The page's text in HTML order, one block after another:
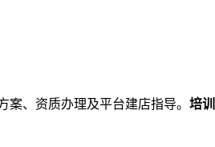
、资质办理及平台建店指导。 培